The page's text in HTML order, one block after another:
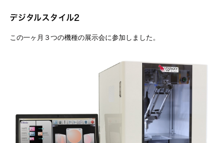
デジタルスタイル2
この一ヶ月３つの機種の展示会に参加しました。